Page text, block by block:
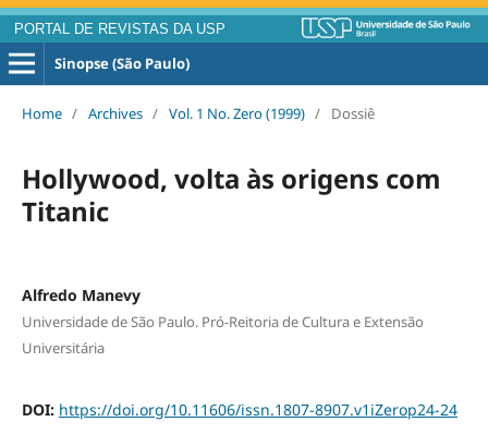
PORTAL DE REVISTAS DA USP
Sinopse (São Paulo)
Home / Archives / Vol. 1 No. Zero (1999) / Dossiê
Hollywood, volta às origens com
Titanic
Alfredo Manevy
Universidade de São Paulo. Pró-Reitoria de Cultura e Extensão
Universitária
DOI: https://doi.org/10.11606/issn.1807-8907.v1iZerop24-24